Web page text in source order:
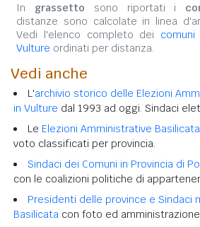
In grassetto sono riportati i
distanze sono calcolate in linea
Vedi l'elenco completo dei
Vulture ordinati per distanza.
Vedi anche
L'archivio storico delle Elezioni
in Vulture dal 1993 ad oggi. Sindaci
Le Elezioni Amministrative
voto classificati per provincia.
Sindaci dei Comuni in Provincia di
con le coalizioni politiche di
Presidenti delle province e Sindaci
Basilicata con foto ed